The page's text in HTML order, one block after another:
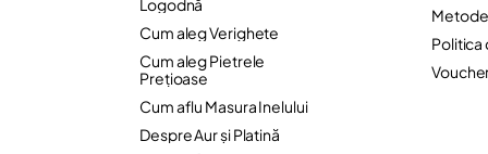
Logodnă
Cum aleg Verighete
Cum aleg Pietrele
Preţioase
Cum aflu Masura Inelului
Despre Aur și Platină
Politica